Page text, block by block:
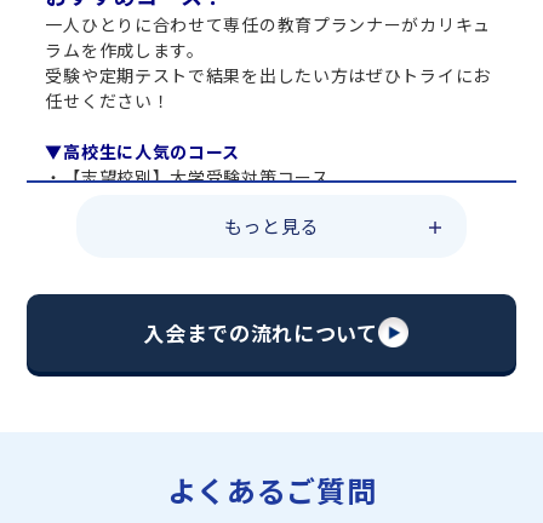
一人ひとりに合わせて専任の教育プランナーがカリキュ
ラムを作成します。
受験や定期テストで結果を出したい方はぜひトライにお
任せください！
▼高校生に人気のコース
・【志望校別】大学受験対策コース
・総合型選抜直前対策コース
・【志望校別】公立・私立高校受験対策コース
・宿題サポートコース
もっと見る
入会までの流れについて
よくあるご質問